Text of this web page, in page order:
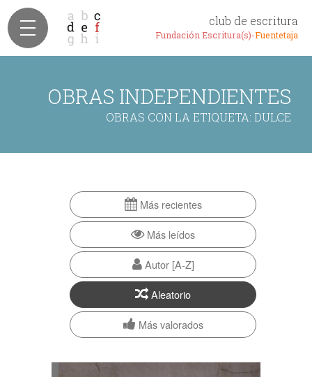
club de escritura
Fundación Escritura(s)-Fuentetaja
OBRAS INDEPENDIENTES
OBRAS CON LA ETIQUETA: DULCE
Más recientes
Más leídos
Autor [A-Z]
Aleatorio
Más valorados